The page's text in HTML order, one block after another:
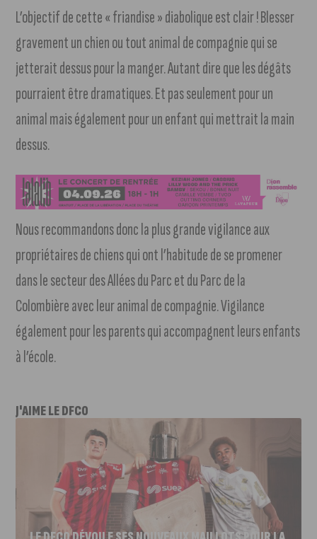
L’objectif de cette « friandise » diabolique est clair ! Blesser
gravement un chien ou tout animal de compagnie qui se
jetterait dessus pour la manger. Autant dire que les dégâts
pourraient être dramatiques. Et pas seulement pour un
animal mais également pour un enfant qui mettrait la main
dessus.
Nous recommandons donc la plus grande vigilance aux
propriétaires de chiens qui ont l’habitude de se promener
dans le secteur des Allées du Parc et du Parc de la
Colombière avec leur animal de compagnie. Vigilance
également pour les parents qui accompagnent leurs enfants
à l’école.
J'AIME LE DFCO